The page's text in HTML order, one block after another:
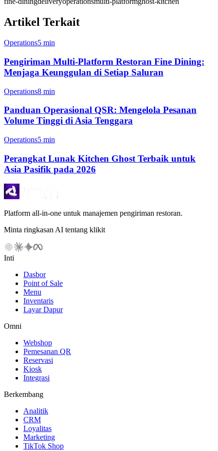
Artikel Terkait
Operations5 min
Pengiriman Multi-Platform Restoran Fine Dining:
Menjaga Keunggulan di Setiap Saluran
Operations8 min
Panduan Operasional QSR: Mengelola Pesanan
Volume Tinggi di Asia Tenggara
Operations5 min
Perangkat Lunak Kitchen Ghost Terbaik untuk
Asia Pasifik pada 2026
Platform all-in-one untuk manajemen pengiriman restoran.
Minta ringkasan AI tentang klikit
Inti
Dasbor
Point of Sale
Menu
Inventaris
Layar Dapur
Omni
Webshop
Pemesanan QR
Reservasi
Kiosk
Integrasi
Berkembang
Analitik
CRM
Loyalitas
Marketing
TikTok Shop